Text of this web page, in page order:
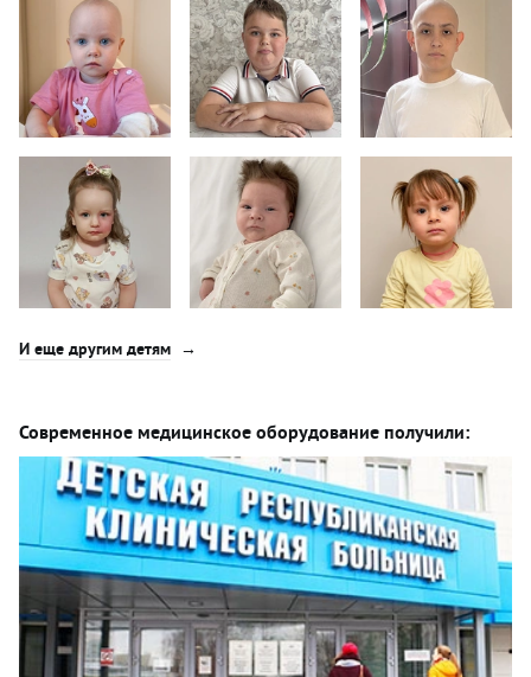
И еще другим детям
Современное медицинское оборудование получили: